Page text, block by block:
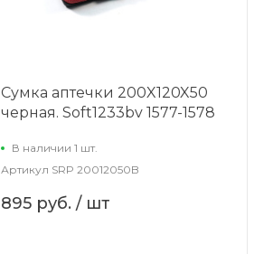
Сумка аптечки 200X120X50
черная. Soft1233bv 1577-1578
В наличии 1 шт.
Артикул SRP 20012050B
895 руб./ шт